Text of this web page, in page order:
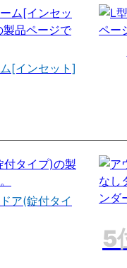
[インセット]
ア(錠付タイ